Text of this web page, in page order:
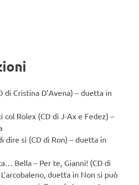
di Cristina D’Avena) – duetta in
col Rolex (CD di J-Ax e Fedez) –
dire sì (CD di Ron) – duetta in
Bella – Per te, Gianni! (CD di
duetta in Non si può